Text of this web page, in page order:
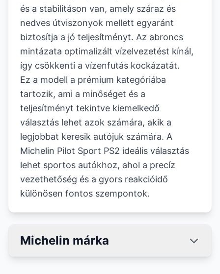
és a stabilitáson van, amely száraz és
nedves útviszonyok mellett egyaránt
biztosítja a jó teljesítményt. Az abroncs
mintázata optimalizált vízelvezetést kínál,
így csökkenti a vízenfutás kockázatát.
Ez a modell a prémium kategóriába
tartozik, ami a minőséget és a
teljesítményt tekintve kiemelkedő
választás lehet azok számára, akik a
legjobbat keresik autójuk számára. A
Michelin Pilot Sport PS2 ideális választás
lehet sportos autókhoz, ahol a precíz
vezethetőség és a gyors reakcióidő
különösen fontos szempontok.
Michelin márka